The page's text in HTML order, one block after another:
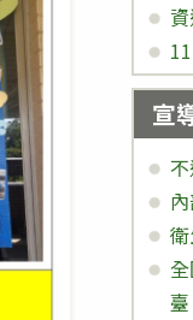
宣
臺